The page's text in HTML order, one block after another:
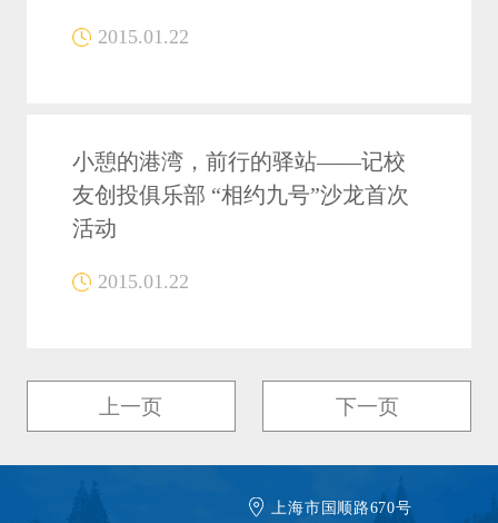
2015.01.22
小憩的港湾，前行的驿站——记校
友创投俱乐部 “相约九号”沙龙首次
活动
2015.01.22
上一页 下一页
上海市国顺路670号